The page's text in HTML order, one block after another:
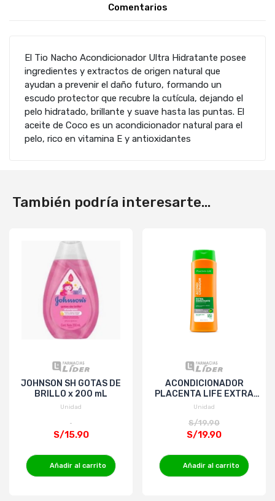
Comentarios
El Tio Nacho Acondicionador Ultra Hidratante posee
ingredientes y extractos de origen natural que
ayudan a prevenir el daño futuro, formando un
escudo protector que recubre la cutícula, dejando el
pelo hidratado, brillante y suave hasta las puntas. El
aceite de Coco es un acondicionador natural para el
pelo, rico en vitamina E y antioxidantes
También podría interesarte...
JOHNSON SH GOTAS DE
BRILLO x 200 mL
Unidad
S/15.90
Añadir al carrito
ACONDICIONADOR
PLACENTA LIFE EXTRA
HIDRATANTE x 400mL
Unidad
S/19.90
S/19.90
Añadir al carrito